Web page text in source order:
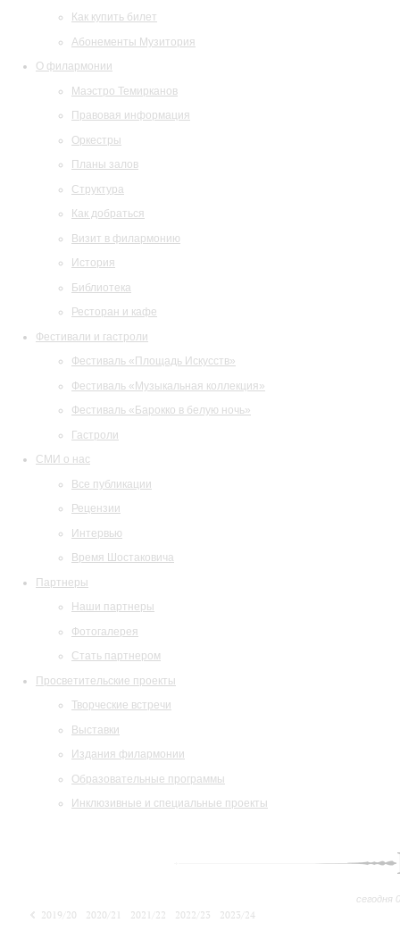
Как купить билет
Абонементы Музитория
О филармонии
Маэстро Темирканов
Правовая информация
Оркестры
Планы залов
Структура
Как добраться
Визит в филармонию
История
Библиотека
Ресторан и кафе
Фестивали и гастроли
Фестиваль «Площадь Искусств»
Фестиваль «Музыкальная коллекция»
Фестиваль «Барокко в белую ночь»
Гастроли
СМИ о нас
Все публикации
Рецензии
Интервью
Время Шостаковича
Партнеры
Наши партнеры
Фотогалерея
Стать партнером
Просветительские проекты
Творческие встречи
Выставки
Издания филармонии
Образовательные программы
Инклюзивные и специальные проекты
сегодня
2019/20 2020/21 2021/22 2022/23
2023/24